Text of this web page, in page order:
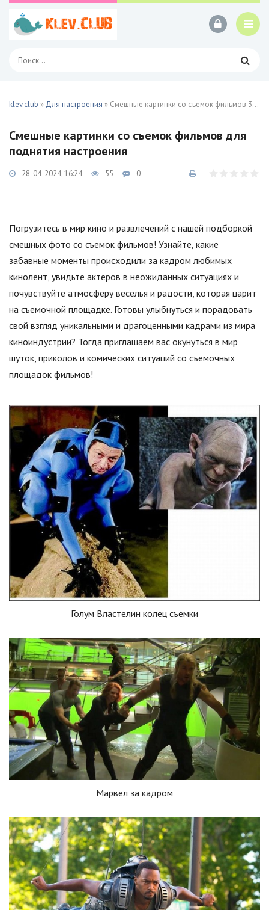
klev.club » Для настроения » Смешные картинки со съемок фильмов 35 фото
Смешные картинки со съемок фильмов для
поднятия настроения
28-04-2024, 16:24 55 0
Погрузитесь в мир кино и развлечений с нашей подборкой
смешных фото со съемок фильмов! Узнайте, какие
забавные моменты происходили за кадром любимых
кинолент, увидьте актеров в неожиданных ситуациях и
почувствуйте атмосферу веселья и радости, которая царит
на съемочной площадке. Готовы улыбнуться и порадовать
свой взгляд уникальными и драгоценными кадрами из мира
киноиндустрии? Тогда приглашаем вас окунуться в мир
шуток, приколов и комических ситуаций со съемочных
площадок фильмов!
Голум Властелин колец съемки
Марвел за кадром